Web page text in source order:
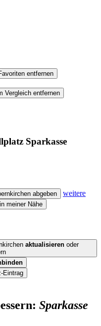
entfernen
Vergleich entfernen
Sparkasse
abgeben
weitere
meiner Nähe
aktualisieren oder
Eintrag
Sparkasse